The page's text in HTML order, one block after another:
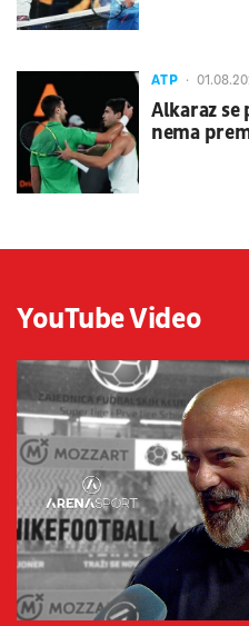
ATP
Alkaraz
nema
YouTube Video